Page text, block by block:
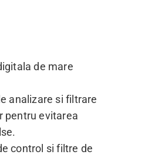
de mare
analizare si filtrare
pentru evitarea
control si filtre de